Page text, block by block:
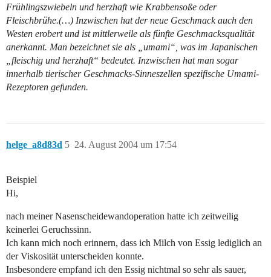
Frühlingszwiebeln und herzhaft wie Krabbensoße oder
Fleischbrühe.(…) Inzwischen hat der neue Geschmack auch den
Westen erobert und ist mittlerweile als fünfte Geschmacksqualität
anerkannt. Man bezeichnet sie als „umami“, was im Japanischen
„fleischig und herzhaft“ bedeutet. Inzwischen hat man sogar
innerhalb tierischer Geschmacks-Sinneszellen spezifische Umami-
Rezeptoren gefunden.
helge_a8d83d 24. August 2004 um 17:54
5
Beispiel
Hi,
nach meiner Nasenscheidewandoperation hatte ich zeitweilig
keinerlei Geruchssinn.
Ich kann mich noch erinnern, dass ich Milch von Essig lediglich an
der Viskosität unterscheiden konnte.
Insbesondere empfand ich den Essig nichtmal so sehr als sauer,